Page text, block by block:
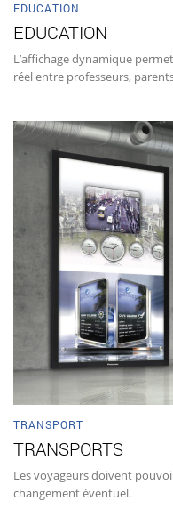
EDUCATION
EDUCATION
L’affichage dynamique
réel entre professeurs,
TRANSPORT
TRANSPORTS
Les voyageurs doivent
changement éventuel.